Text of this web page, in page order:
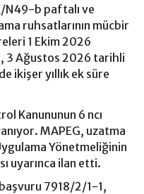
N49-b paftalı ve
ruhsatlarının mücbir
1 Ekim 2026
3 Ağustos 2026 tarihli
ikişer yıllık ek süre
Kanununun 6 ncı
MAPEG, uzatma
Yönetmeliğinin
uyarınca ilan etti.
7918/2/1-1,